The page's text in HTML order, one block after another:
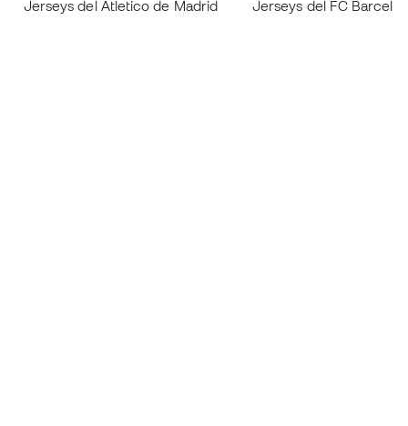
Jerseys del Atletico de Madrid Jerseys del FC